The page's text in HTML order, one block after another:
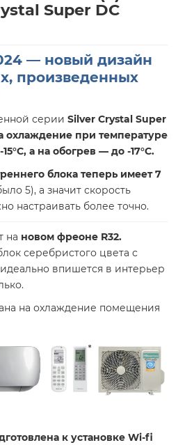
Super DC
— новый дизайн
произведенных
серии Silver Crystal Super
охлаждение при температуре
а на обогрев — до -17°С.
блока теперь имеет 7
5), а значит скорость
настраивать более точно.
на новом фреоне R32.
серебристого цвета с
впишется в интерьер
на охлаждение помещения
к установке Wi-fi